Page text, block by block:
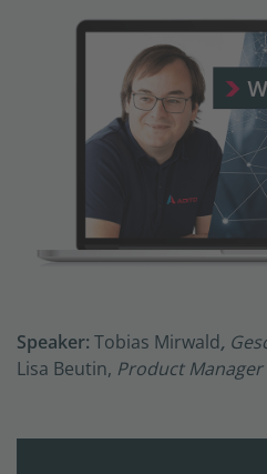
Speaker: Tobias Mirwald,
Lisa Beutin, Product Manager